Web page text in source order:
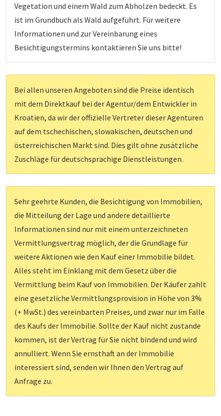
Vegetation und einem Wald zum Abholzen bedeckt. Es
ist im Grundbuch als Wald aufgeführt. Für weitere
Informationen und zur Vereinbarung eines
Besichtigungstermins kontaktieren Sie uns bitte!
Bei allen unseren Angeboten sind die Preise identisch
mit dem Direktkauf bei der Agentur/dem Entwickler in
Kroatien, da wir der offizielle Vertreter dieser Agenturen
auf dem tschechischen, slowakischen, deutschen und
österreichischen Markt sind. Dies gilt ohne zusätzliche
Zuschläge für deutschsprachige Dienstleistungen.
Sehr geehrte Kunden, die Besichtigung von Immobilien,
die Mitteilung der Lage und andere detaillierte
Informationen sind nur mit einem unterzeichneten
Vermittlungsvertrag möglich, der die Grundlage für
weitere Aktionen wie den Kauf einer Immobilie bildet.
Alles steht im Einklang mit dem Gesetz über die
Vermittlung beim Kauf von Immobilien. Der Käufer zahlt
eine gesetzliche Vermittlungsprovision in Höhe von 3%
(+ MwSt.) des vereinbarten Preises, und zwar nur im Falle
des Kaufs der Immobilie. Sollte der Kauf nicht zustande
kommen, ist der Vertrag für Sie nicht bindend und wird
annulliert. Wenn Sie ernsthaft an der Immobilie
interessiert sind, senden wir Ihnen den Vertrag auf
Anfrage zu.